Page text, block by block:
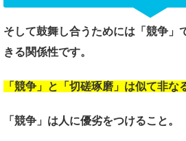
そして鼓舞し合うためには 「競争
きる関係性です。
「競争」と「切磋琢磨」は似て非な
「競争」は人に優劣をつけること。